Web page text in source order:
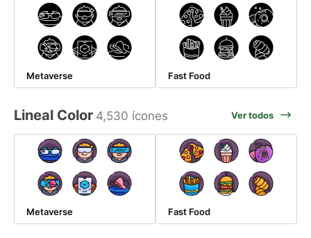
Metaverse Fast Food
Lineal Color 4,530 ícones Ver todos
Metaverse Fast Food